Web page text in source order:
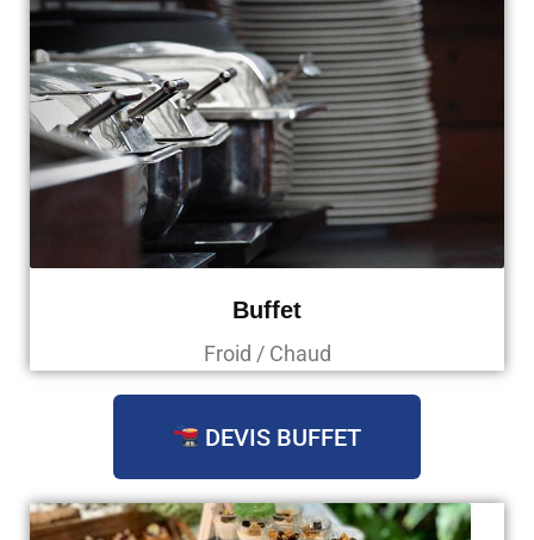
Buffet
Froid / Chaud
DEVIS BUFFET